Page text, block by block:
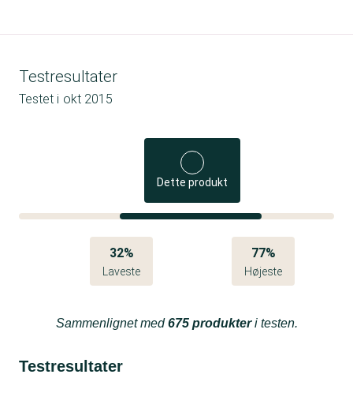
Testresultater
Testet i okt 2015
Dette produkt
32%
Laveste
77%
Højeste
Sammenlignet med675 produkteri testen.
Testresultater